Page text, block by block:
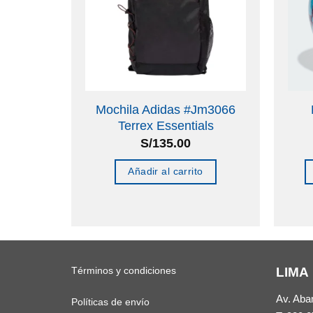
Mochila Adidas #Jm3066
Terrex Essentials
S/135.00
Añadir al carrito
Términos y condiciones
Políticas de envío
LIMA
Av.